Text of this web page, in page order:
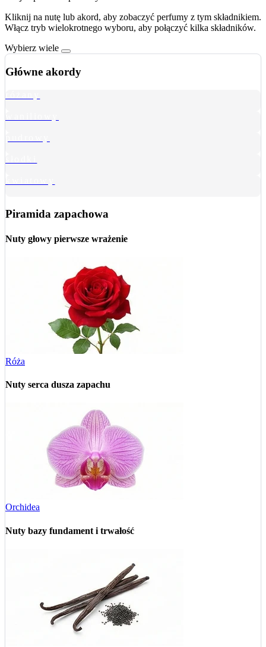
Kliknij na nutę lub akord, aby zobaczyć perfumy z tym składnikiem.
Włącz tryb wielokrotnego wyboru, aby połączyć kilka składników.
Wybierz wiele
Główne akordy
Piramida zapachowa
Nuty głowy pierwsze wrażenie
Róża
Nuty serca dusza zapachu
Orchidea
Nuty bazy fundament i trwałość